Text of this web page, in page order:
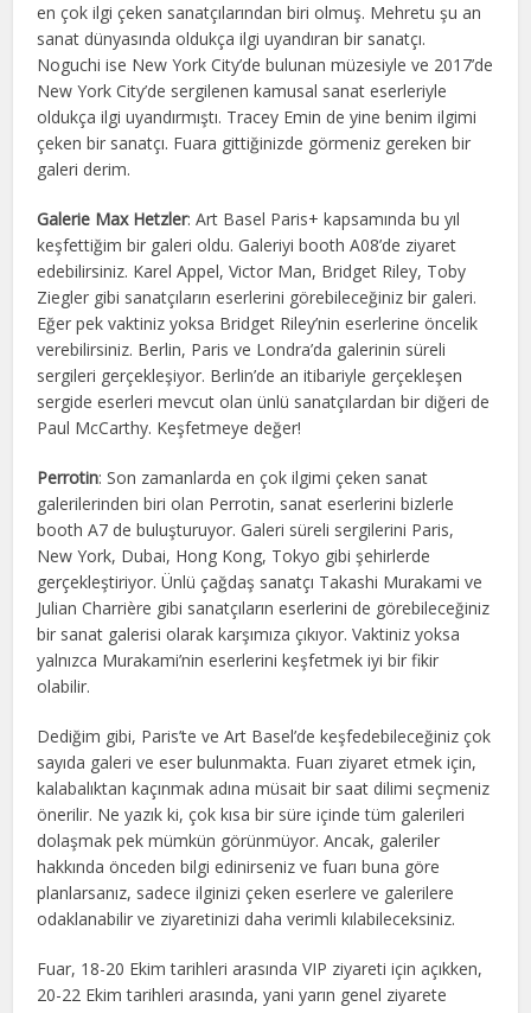
en çok ilgi çeken sanatçılarından biri olmuş. Mehretu şu an
sanat dünyasında oldukça ilgi uyandıran bir sanatçı.
Noguchi ise New York City’de bulunan müzesiyle ve 2017’de
New York City’de sergilenen kamusal sanat eserleriyle
oldukça ilgi uyandırmıştı. Tracey Emin de yine benim ilgimi
çeken bir sanatçı. Fuara gittiğinizde görmeniz gereken bir
galeri derim.
Galerie Max Hetzler: Art Basel Paris+ kapsamında bu yıl
keşfettiğim bir galeri oldu. Galeriyi booth A08’de ziyaret
edebilirsiniz. Karel Appel, Victor Man, Bridget Riley, Toby
Ziegler gibi sanatçıların eserlerini görebileceğiniz bir galeri.
Eğer pek vaktiniz yoksa Bridget Riley’nin eserlerine öncelik
verebilirsiniz. Berlin, Paris ve Londra’da galerinin süreli
sergileri gerçekleşiyor. Berlin’de an itibariyle gerçekleşen
sergide eserleri mevcut olan ünlü sanatçılardan bir diğeri de
Paul McCarthy. Keşfetmeye değer!
Perrotin: Son zamanlarda en çok ilgimi çeken sanat
galerilerinden biri olan Perrotin, sanat eserlerini bizlerle
booth A7 de buluşturuyor. Galeri süreli sergilerini Paris,
New York, Dubai, Hong Kong, Tokyo gibi şehirlerde
gerçekleştiriyor. Ünlü çağdaş sanatçı Takashi Murakami ve
Julian Charrière gibi sanatçıların eserlerini de görebileceğiniz
bir sanat galerisi olarak karşımıza çıkıyor. Vaktiniz yoksa
yalnızca Murakami’nin eserlerini keşfetmek iyi bir fikir
olabilir.
Dediğim gibi, Paris’te ve Art Basel’de keşfedebileceğiniz çok
sayıda galeri ve eser bulunmakta. Fuarı ziyaret etmek için,
kalabalıktan kaçınmak adına müsait bir saat dilimi seçmeniz
önerilir. Ne yazık ki, çok kısa bir süre içinde tüm galerileri
dolaşmak pek mümkün görünmüyor. Ancak, galeriler
hakkında önceden bilgi edinirseniz ve fuarı buna göre
planlarsanız, sadece ilginizi çeken eserlere ve galerilere
odaklanabilir ve ziyaretinizi daha verimli kılabileceksiniz.
Fuar, 18-20 Ekim tarihleri arasında VIP ziyareti için açıkken,
20-22 Ekim tarihleri arasında, yani yarın genel ziyarete